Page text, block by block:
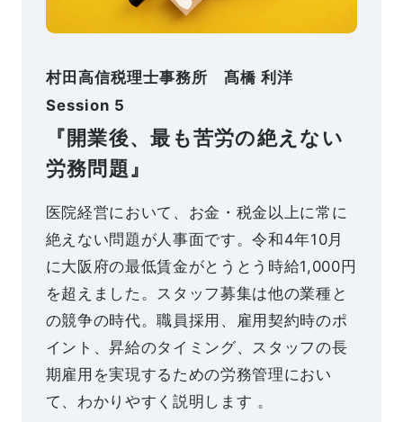
村田高信税理士事務所 髙橋 利洋
Session 5
『開業後、最も苦労の絶えない
労務問題』
医院経営において、お金・税金以上に常に
絶えない問題が人事面です。令和4年10月
に大阪府の最低賃金がとうとう時給1,000円
を超えました。スタッフ募集は他の業種と
の競争の時代。職員採用、雇用契約時のポ
イント、昇給のタイミング、スタッフの⾧
期雇用を実現するための労務管理におい
て、わかりやすく説明します 。